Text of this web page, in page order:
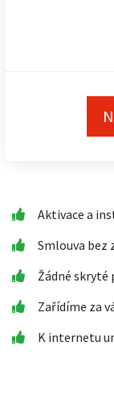
Aktivace a
Smlouva bez
Žádné skryté
Zařídíme za
K internetu